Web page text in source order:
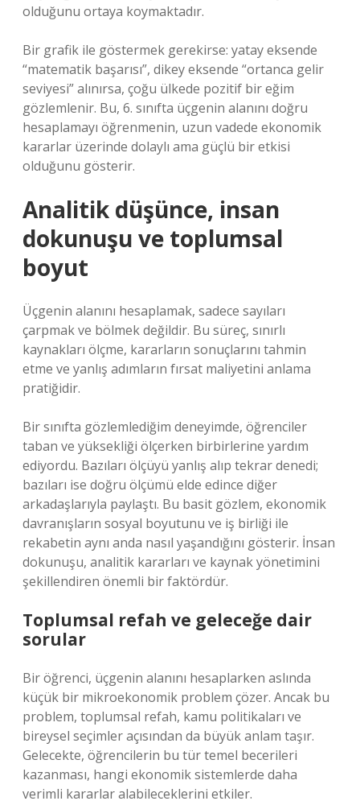
olduğunu ortaya koymaktadır.
Bir grafik ile göstermek gerekirse: yatay eksende
“matematik başarısı”, dikey eksende “ortanca gelir
seviyesi” alınırsa, çoğu ülkede pozitif bir eğim
gözlemlenir. Bu, 6. sınıfta üçgenin alanını doğru
hesaplamayı öğrenmenin, uzun vadede ekonomik
kararlar üzerinde dolaylı ama güçlü bir etkisi
olduğunu gösterir.
Analitik düşünce, insan
dokunuşu ve toplumsal
boyut
Üçgenin alanını hesaplamak, sadece sayıları
çarpmak ve bölmek değildir. Bu süreç, sınırlı
kaynakları ölçme, kararların sonuçlarını tahmin
etme ve yanlış adımların fırsat maliyetini anlama
pratiğidir.
Bir sınıfta gözlemlediğim deneyimde, öğrenciler
taban ve yüksekliği ölçerken birbirlerine yardım
ediyordu. Bazıları ölçüyü yanlış alıp tekrar denedi;
bazıları ise doğru ölçümü elde edince diğer
arkadaşlarıyla paylaştı. Bu basit gözlem, ekonomik
davranışların sosyal boyutunu ve iş birliği ile
rekabetin aynı anda nasıl yaşandığını gösterir. İnsan
dokunuşu, analitik kararları ve kaynak yönetimini
şekillendiren önemli bir faktördür.
Toplumsal refah ve geleceğe dair
sorular
Bir öğrenci, üçgenin alanını hesaplarken aslında
küçük bir mikroekonomik problem çözer. Ancak bu
problem, toplumsal refah, kamu politikaları ve
bireysel seçimler açısından da büyük anlam taşır.
Gelecekte, öğrencilerin bu tür temel becerileri
kazanması, hangi ekonomik sistemlerde daha
verimli kararlar alabileceklerini etkiler.